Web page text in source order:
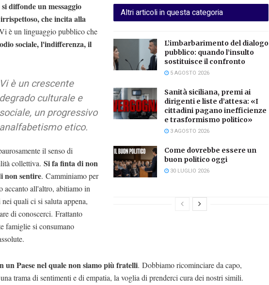
Altri articoli in questa categoria
L’imbarbarimento del dialogo
pubblico: quando l’insulto
sostituisce il confronto
5 AGOSTO 2026
Sanità siciliana, premi ai
dirigenti e liste d’attesa: «I
cittadini pagano inefficienze
e trasformismo politico»
3 AGOSTO 2026
Come dovrebbe essere un
buon politico oggi
30 LUGLIO 2026
diffonde un messaggio
che incita alla
è un linguaggio pubblico che
sociale, l'indifferenza, il
Vi è un crescente
degrado culturale e
sociale, un progressivo
analfabetismo etico.
il senso di
collettiva. Si fa finta di non
non sentire. Camminiamo per
accanto all'altro, abitiamo in
quali ci si saluta appena,
di conoscerci. Frattanto
famiglie si consumano
un Paese nel quale non siamo più fratelli. Dobbiamo ricominciare da capo,
trama di sentimenti e di empatia, la voglia di prenderci cura dei nostri simili.